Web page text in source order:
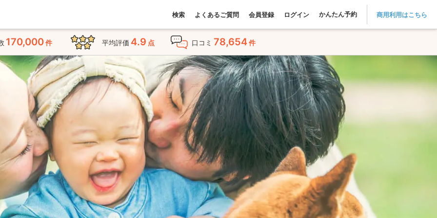
検索 よくあるご質問 会員登録 ログイン かんたん予約 商用利用はこちら
170,000件 平均評価 4.9 点 口コミ 78,654件